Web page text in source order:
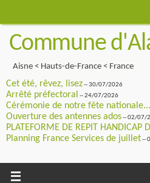
au
contenu
Commune
Aisne < Hauts-de-France < France
Cet été, rêvez, lisez-- 30/07/2026
Arrêté préfectoral -- 24/07/2026
Cérémonie de notre fête nationale...
Ouverture des antennes ados-- 02/07/
PLATEFORME DE REPIT HANDICAP
Planning France Services de juillet--